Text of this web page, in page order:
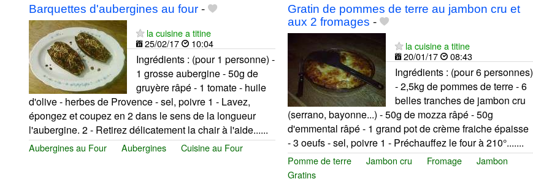
Barquettes d'aubergines au four -
la cuisine a titine
25/02/17
10:04
Ingrédients : (pour 1 personne) -
1 grosse aubergine - 50g de
gruyère râpé - 1 tomate - huile
d'olive - herbes de Provence - sel, poivre 1 - Lavez,
épongez et coupez en 2 dans le sens de la longueur
l'aubergine. 2 - Retirez délicatement la chair à l'aide......
Aubergines au Four Aubergines Cuisine au Four
Gratin de pommes de terre au jambon cru et
aux 2 fromages -
la cuisine a titine
20/01/17
08:43
Ingrédients : (pour 6 personnes)
- 2,5kg de pommes de terre - 6
belles tranches de jambon cru
(serrano, bayonne...) - 50g de mozza râpé - 50g
d'emmental râpé - 1 grand pot de crème fraiche épaisse
- 3 oeufs - sel, poivre 1 - Préchauffez le four à 210°.......
Pomme de terre Jambon cru Fromage
Jambon
Gratins